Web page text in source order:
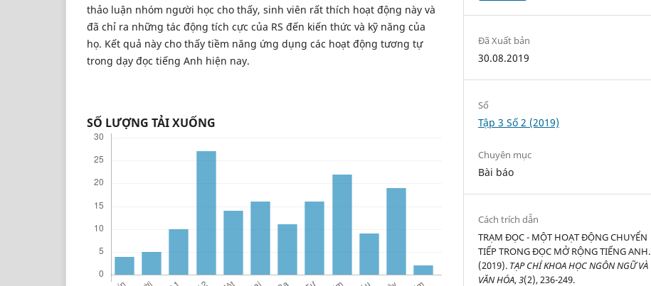
thảo luận nhóm người học cho thấy, sinh viên rất thích hoạt động này và
đã chỉ ra những tác động tích cực của RS đến kiến thức và kỹ năng của
họ. Kết quả này cho thấy tiềm năng ứng dụng các hoạt động tương tự
trong dạy đọc tiếng Anh hiện nay.
SỐ LƯỢNG TẢI XUỐNG
Đã Xuất bản
30.08.2019
Số
Tập 3 Số 2 (2019)
Chuyên mục
Bài báo
Cách trích dẫn
TRẠM ĐỌC - MỘT HOẠT ĐỘNG CHUYỂN
TIẾP TRONG ĐỌC MỞ RỘNG TIẾNG ANH.
(2019). TẠP CHÍ KHOA HỌC NGÔN NGỮ VÀ
VĂN HÓA,3(2), 236-249.